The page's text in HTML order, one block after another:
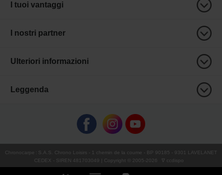
I tuoi vantaggi
I nostri partner
Ulteriori informazioni
Leggenda
Chronocarpe : S.A.S. Chrono Loisirs - 1 chemin de la coume - BP 90185 - 9301 LAVELANET
CEDEX - SIREN 481703049 | Copyright © 2005-2026 ∇ ccdispo